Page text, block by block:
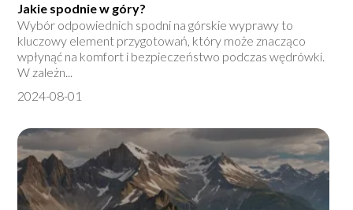
Jakie spodnie w góry?
Wybór odpowiednich spodni na górskie wyprawy to
kluczowy element przygotowań, który może znacząco
wpłynąć na komfort i bezpieczeństwo podczas wędrówki.
W zależn...
2024-08-01